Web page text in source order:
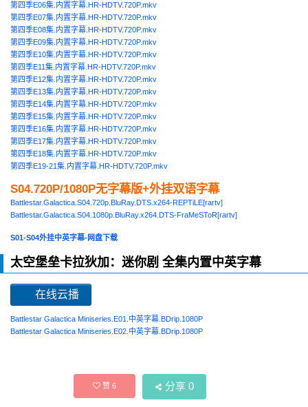
第四季E06集.内置字幕.HR-HDTV.720P.mkv
第四季E07集.内置字幕.HR-HDTV.720P.mkv
第四季E08集.内置字幕.HR-HDTV.720P.mkv
第四季E09集.内置字幕.HR-HDTV.720P.mkv
第四季E10集.内置字幕.HR-HDTV.720P.mkv
第四季E11集.内置字幕.HR-HDTV.720P.mkv
第四季E12集.内置字幕.HR-HDTV.720P.mkv
第四季E13集.内置字幕.HR-HDTV.720P.mkv
第四季E14集.内置字幕.HR-HDTV.720P.mkv
第四季E15集.内置字幕.HR-HDTV.720P.mkv
第四季E16集.内置字幕.HR-HDTV.720P.mkv
第四季E17集.内置字幕.HR-HDTV.720P.mkv
第四季E18集.内置字幕.HR-HDTV.720P.mkv
第四季E19-21集.内置字幕.HR-HDTV.720P.mkv
S04.720P/1080P无字幕版+外挂双语字幕
Battlestar.Galactica.S04.720p.BluRay.DTS.x264-REPTiLE[rartv]
Battlestar.Galactica.S04.1080p.BluRay.x264.DTS-FraMeSToR[rartv]
S01-S04外挂中英字幕-网盘下载
太空堡垒卡拉狄加：迷你剧 全集内置中英字幕
在线云播
Battlestar Galactica Miniseries.E01.中英字幕.BDrip.1080P
Battlestar Galactica Miniseries.E02.中英字幕.BDrip.1080P
赞6 分享 0